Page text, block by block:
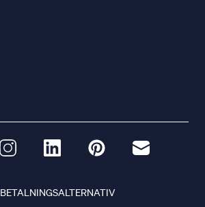
BETALNINGSALTERNATIV